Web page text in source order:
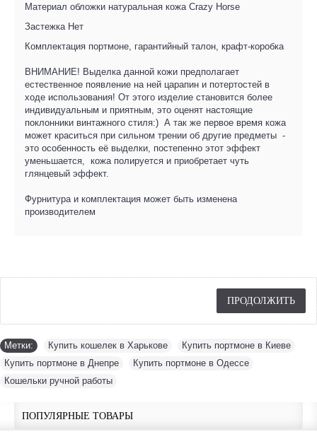
Материал обложки натуральная кожа Crazy Horse
Застежка Нет
Комплектация портмоне, гарантийный талон, крафт-коробка
ВНИМАНИЕ! Выделка данной кожи предполагает
естественное появление на ней царапин и потертостей в
ходе использования! От этого изделие становится более
индивидуальным и приятным, это оценят настоящие
поклонники винтажного стиля:) А так же первое время кожа
может краситься при сильном трении об другие предметы -
это особенность её выделки, постепенно этот эффект
уменьшается, кожа полируется и приобретает чуть
глянцевый эффект.
Фурнитура и комплектация может быть изменена
производителем
ПРОДОЛЖИТЬ
Метки: Купить кошелек в Харькове Купить портмоне в Киеве
Купить портмоне в Днепре
Купить портмоне в Одессе
Кошельки ручной работы
ПОПУЛЯРНЫЕ ТОВАРЫ